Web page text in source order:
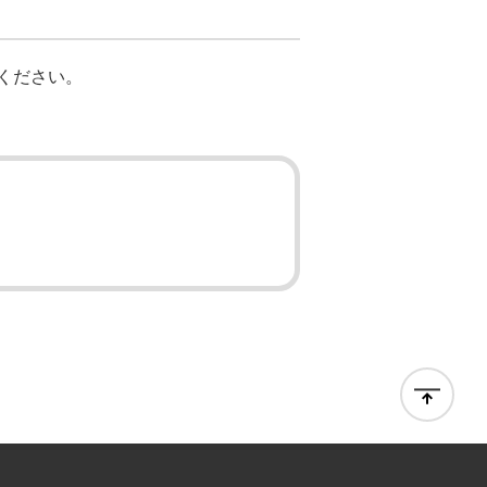
ださい。